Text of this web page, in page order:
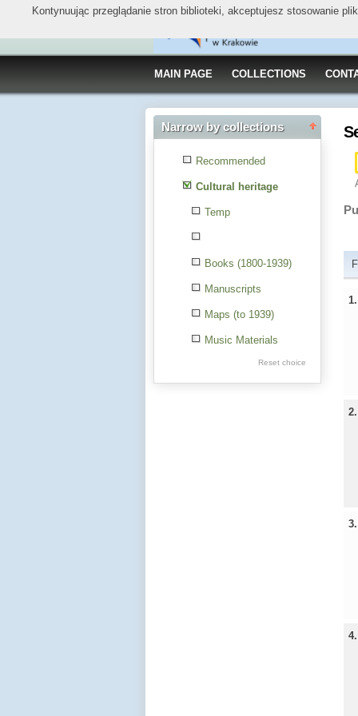
MAIN PAGE COLLECTIONS
Narrow by collections
Recommended
Cultural heritage
Temp
Books (1800-1939)
Manuscripts
Maps (to 1939)
Music Materials
Old Printed Books
Reset choice
1.
2.
3.
4.
Kontynuując przeglądanie stron biblioteki, akceptujesz stosowanie